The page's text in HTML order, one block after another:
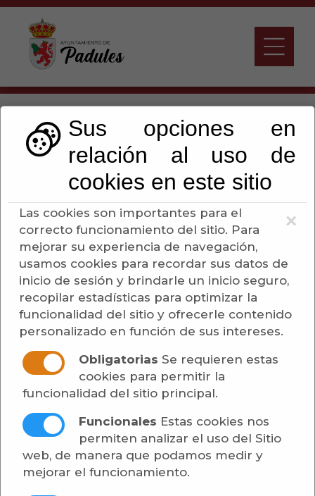
×
Sus opciones en
relación al uso de
cookies en este sitio
Las cookies son importantes para el
correcto funcionamiento del sitio. Para
mejorar su experiencia de navegación,
usamos cookies para recordar sus datos de
inicio de sesión y brindarle un inicio seguro,
recopilar estadísticas para optimizar la
funcionalidad del sitio y ofrecerle contenido
personalizado en función de sus intereses.
Obligatorias Se requieren estas
cookies para permitir la
funcionalidad del sitio principal.
Funcionales Estas cookies nos
permiten analizar el uso del Sitio
web, de manera que podamos medir y
mejorar el funcionamiento.
Padules
Turismo
Situación Geográfica
Como Llegar
Historia
Economía
Patrimonio
Lugares de Interés
Las Canales de Padules
Gastronomía
Galería Fotográfica
Vídeos
Paz de las Alpujarras
Rutas Turísticas
Fiestas y Eventos
Callejero CDAU